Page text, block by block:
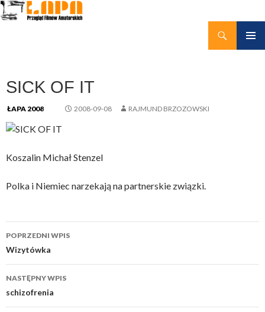
SICK OF IT
ŁAPA 2008 2008-09-08 RAJMUND BRZOZOWSKI
Koszalin Michał Stenzel
Polka i Niemiec narzekają na partnerskie związki.
Nawigacja
wpisu
POPRZEDNI WPIS
Wizytówka
NASTĘPNY WPIS
schizofrenia